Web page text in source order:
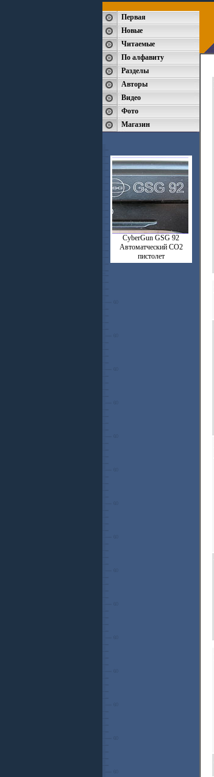
Первая
Новые
Читаемые
По алфавиту
Разделы
Авторы
Видео
Фото
Магазин
CyberGun GSG 92
Автоматческий СО2
пистолет